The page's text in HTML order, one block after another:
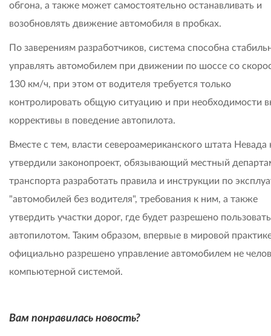
обгона, а также может самостоятельно останавливать и
возобновлять движение автомобиля в пробках.
По заверениям разработчиков, система способна
управлять автомобилем при движении по шоссе со
130 км/ч, при этом от водителя требуется только
контролировать общую ситуацию и при необходимости
коррективы в поведение автопилота.
Вместе с тем, власти североамериканского штата Невада
утвердили законопроект, обязывающий местный
транспорта разработать правила и инструкции по
"автомобилей без водителя", требования к ним, а также
утвердить участки дорог, где будет разрешено
автопилотом. Таким образом, впервые в мировой
официально разрешено управление автомобилем не
компьютерной системой.
Вам понравилась новость?